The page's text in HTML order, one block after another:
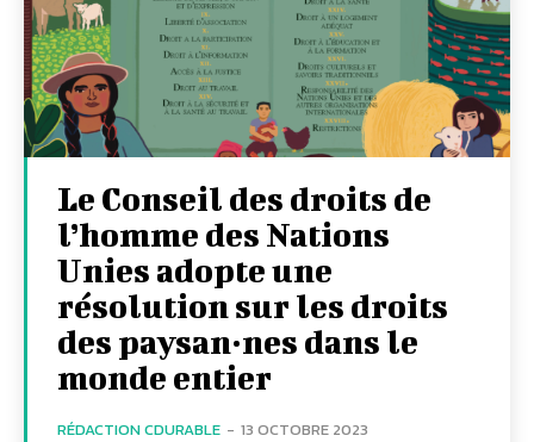
Le Conseil des droits de
l’homme des Nations
Unies adopte une
résolution sur les droits
des paysan·nes dans le
monde entier
RÉDACTION CDURABLE - 13 OCTOBRE 2023